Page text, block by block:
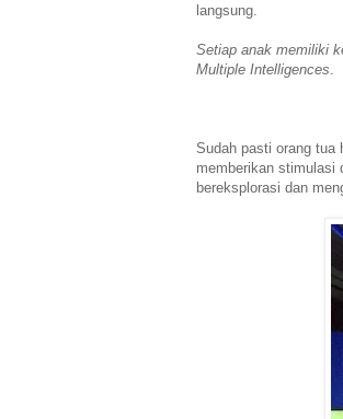
langsung.
Setiap anak memiliki
Multiple Intelligences
Sudah pasti orang tua
memberikan stimulasi
bereksplorasi dan